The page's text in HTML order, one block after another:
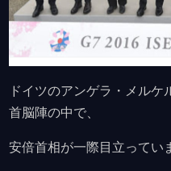
ドイツのアンゲラ・メル
首脳陣の中で、
安倍首相が一際目立ってい